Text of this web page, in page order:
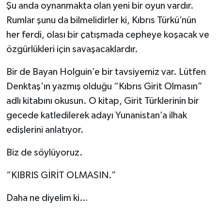
Şu anda oynanmakta olan yeni bir oyun vardır.
Rumlar şunu da bilmelidirler ki, Kıbrıs Türkü’nün
her ferdi, olası bir çatışmada cepheye koşacak ve
özgürlükleri için savaşacaklardır.
Bir de Bayan Holguin’e bir tavsiyemiz var. Lütfen
Denktaş’ın yazmış olduğu “Kıbrıs Girit Olmasın”
adlı kitabını okusun. O kitap, Girit Türklerinin bir
gecede katledilerek adayı Yunanistan’a ilhak
edişlerini anlatıyor.
Biz de söylüyoruz.
“KIBRIS GİRİT OLMASIN.”
Daha ne diyelim ki…